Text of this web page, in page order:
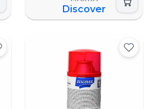
Discover